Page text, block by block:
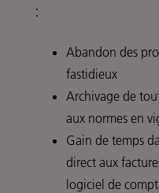
:
Abandon des
fastidieux
Archivage de
aux normes en
Gain de temps
direct aux
logiciel de